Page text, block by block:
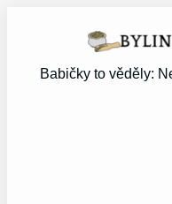
Babičky to věděly: